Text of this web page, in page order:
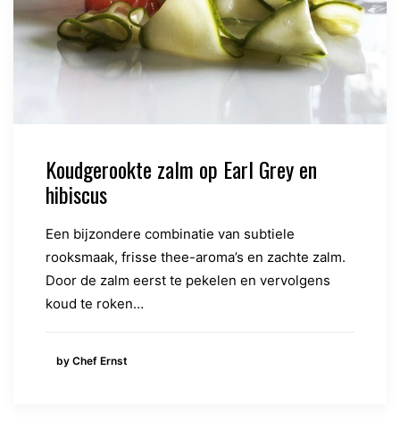
Koudgerookte zalm op Earl Grey en
hibiscus
Een bijzondere combinatie van subtiele
rooksmaak, frisse thee-aroma’s en zachte zalm.
Door de zalm eerst te pekelen en vervolgens
koud te roken…
by Chef Ernst